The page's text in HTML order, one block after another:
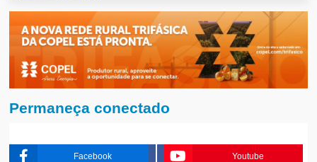
Permaneça conectado
Facebook Youtube